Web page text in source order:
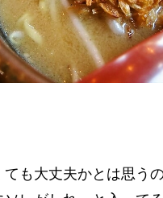
も大丈夫かとは思う